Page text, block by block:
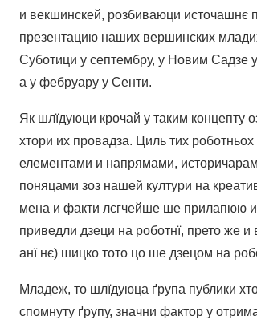
и векшинскей, розбиваюци источашнє
презентацию наших вершинских
Суботици у септембру, у Новим Садзе
а у фебруару у Сенти.
Як шлїдуюци крочай у таким концепту
хтори их провадза. Циль тих
елементами и напрямами,
поняцами зоз нашей култури на
мена и факти лєгчейше ше прилапюю и
приведли дзеци на роботнї, прето же
анї нє) шицко тото цо ше дзецом на
Младеж, то шлїдуюца ґрупа публики
спомнуту ґрупу, значни фактор у